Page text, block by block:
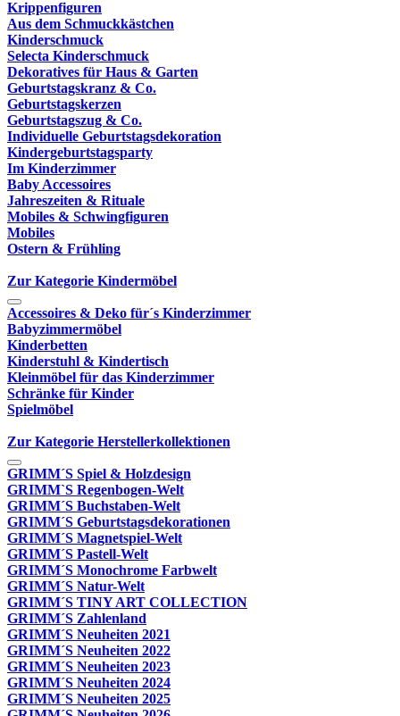
Krippenfiguren
Aus dem Schmuckkästchen
Kinderschmuck
Selecta Kinderschmuck
Dekoratives für Haus & Garten
Geburtstagskranz & Co.
Geburtstagskerzen
Geburtstagszug & Co.
Individuelle Geburtstagsdekoration
Kindergeburtstagsparty
Im Kinderzimmer
Baby Accessoires
Jahreszeiten & Rituale
Mobiles & Schwingfiguren
Mobiles
Ostern & Frühling
Zur Kategorie Kindermöbel
Accessoires & Deko für´s Kinderzimmer
Babyzimmermöbel
Kinderbetten
Kinderstuhl & Kindertisch
Kleinmöbel für das Kinderzimmer
Schränke für Kinder
Spielmöbel
Zur Kategorie Herstellerkollektionen
GRIMM´S Spiel & Holzdesign
GRIMM`S Regenbogen-Welt
GRIMM´S Buchstaben-Welt
GRIMM´S Geburtstagsdekorationen
GRIMM´S Magnetspiel-Welt
GRIMM´S Pastell-Welt
GRIMM´S Monochrome Farbwelt
GRIMM´S Natur-Welt
GRIMM´S TINY ART COLLECTION
GRIMM´S Zahlenland
GRIMM´S Neuheiten 2021
GRIMM´S Neuheiten 2022
GRIMM´S Neuheiten 2023
GRIMM´S Neuheiten 2024
GRIMM´S Neuheiten 2025